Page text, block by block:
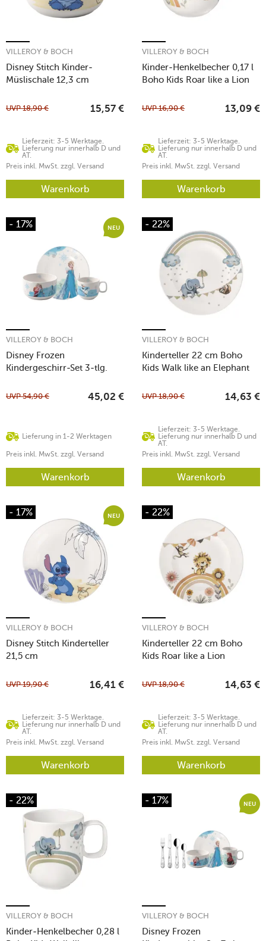
Disney Stitch Kinder-
Müslischale 12,3 cm
VILLEROY & BOCH
Lieferzeit: 3-5 Werktage.
Lieferung nur innerhalb D und
AT.
UVP18,90 € 15,57 €
Preis inkl. MwSt. zzgl. Versand
Warenkorb
Kinder-Henkelbecher 0,17 l
Boho Kids Roar like a Lion
VILLEROY & BOCH
Lieferzeit: 3-5 Werktage.
Lieferung nur innerhalb D und
AT.
UVP16,90 € 13,09 €
Preis inkl. MwSt. zzgl. Versand
Warenkorb
- 17% NEU
Disney Frozen
Kindergeschirr-Set 3-tlg.
VILLEROY & BOCH
Lieferung in 1-2 Werktagen
UVP54,90 € 45,02 €
Preis inkl. MwSt. zzgl. Versand
Warenkorb
- 22%
Kinderteller 22 cm Boho
Kids Walk like an Elephant
VILLEROY & BOCH
Lieferzeit: 3-5 Werktage.
Lieferung nur innerhalb D und
AT.
UVP18,90 € 14,63 €
Preis inkl. MwSt. zzgl. Versand
Warenkorb
- 17% NEU
Disney Stitch Kinderteller
21,5 cm
VILLEROY & BOCH
Lieferzeit: 3-5 Werktage.
Lieferung nur innerhalb D und
AT.
UVP19,90 € 16,41 €
Preis inkl. MwSt. zzgl. Versand
Warenkorb
- 22%
Kinderteller 22 cm Boho
Kids Roar like a Lion
VILLEROY & BOCH
Lieferzeit: 3-5 Werktage.
Lieferung nur innerhalb D und
AT.
UVP18,90 € 14,63 €
Preis inkl. MwSt. zzgl. Versand
Warenkorb
- 22%
Kinder-Henkelbecher 0,28 l
VILLEROY & BOCH
- 17% NEU
Disney Frozen
VILLEROY & BOCH